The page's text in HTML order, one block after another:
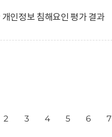
인정보 침해요인 평가 결과
2 3 4 5 6 7